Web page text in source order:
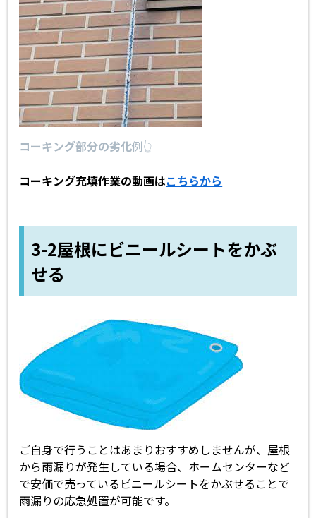
コーキング部分の劣化例👆
コーキング充填作業の動画はこちらから
3-2屋根にビニールシートをかぶ
せる
ご自身で行うことはあまりおすすめしませんが、屋根
から雨漏りが発生している場合、ホームセンターなど
で安価で売っているビニールシートをかぶせることで
雨漏りの応急処置が可能です。